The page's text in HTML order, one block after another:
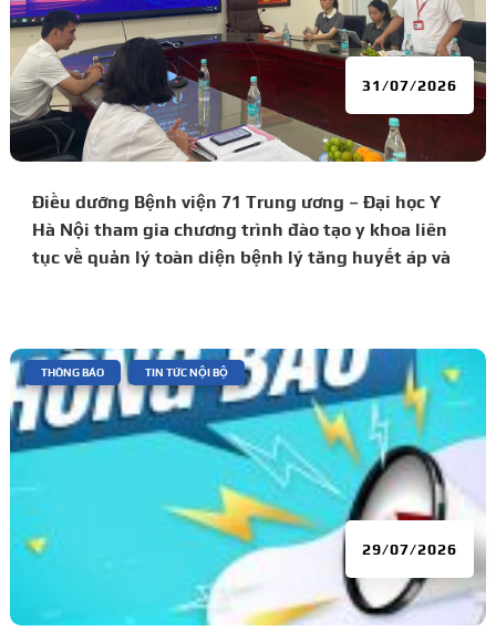
Điều dưỡng Bệnh viện 71 Trung ương – Đại học Y
Hà Nội tham gia chương trình đào tạo y khoa liên
tục về quản lý toàn diện bệnh lý tăng huyết áp và
31/07/2026
29/07/2026
THÔNG BÁO TIN TỨC NỘI BỘ